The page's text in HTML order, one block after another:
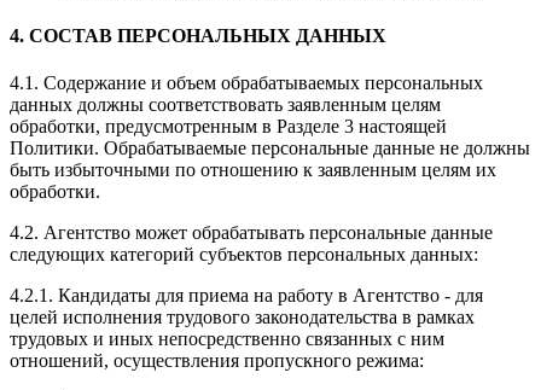
4. СОСТАВ ПЕРСОНАЛЬНЫХ ДАННЫХ
4.1. Содержание и объем обрабатываемых персональных
данных должны соответствовать заявленным целям
обработки, предусмотренным в Разделе 3 настоящей
Политики. Обрабатываемые персональные данные не должны
быть избыточными по отношению к заявленным целям их
обработки.
4.2. Агентство может обрабатывать персональные данные
следующих категорий субъектов персональных данных:
4.2.1. Кандидаты для приема на работу в Агентство - для
целей исполнения трудового законодательства в рамках
трудовых и иных непосредственно связанных с ним
отношений, осуществления пропускного режима: